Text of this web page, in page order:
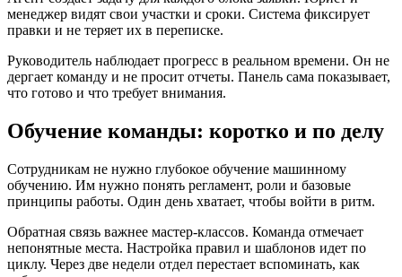
менеджер видят свои участки и сроки. Система фиксирует
правки и не теряет их в переписке.
Руководитель наблюдает прогресс в реальном времени. Он не
дергает команду и не просит отчеты. Панель сама показывает,
что готово и что требует внимания.
Обучение команды: коротко и по делу
Сотрудникам не нужно глубокое обучение машинному
обучению. Им нужно понять регламент, роли и базовые
принципы работы. Один день хватает, чтобы войти в ритм.
Обратная связь важнее мастер-классов. Команда отмечает
непонятные места. Настройка правил и шаблонов идет по
циклу. Через две недели отдел перестает вспоминать, как